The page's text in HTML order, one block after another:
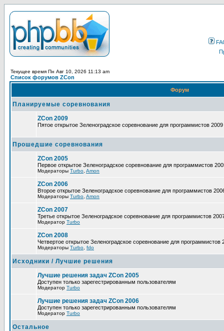
Текущее время Пн Авг 10, 2026 11:13 am
Список форумов ZCon
Форум
Планируемые соревнования
ZCon 2009
Пятое открытое Зеленоградское соревнование для программистов 2009
Прошедшие соревнования
ZCon 2005
Первое открытое Зеленоградское соревнование для программистов
Модераторы Turbo Amon
ZCon 2006
Второе открытое Зеленоградское соревнование для программистов
Модераторы Turbo Amon
ZCon 2007
Третье открытое Зеленоградское соревнование для программистов
Модератор Turbo
ZCon 2008
Четвертое открытое Зеленоградское соревнование для программистов
Модераторы Turbo fdo
Исходники / Лучшие решения
Лучшие решения задач ZCon 2005
Доступен только зарегестрированным пользователям
Модератор Turbo
Лучшие решения задач ZCon 2006
Доступен только зарегестрированным пользователям
Модератор Turbo
Остальное